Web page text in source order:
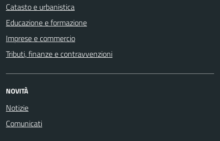
Catasto e urbanistica
Educazione e formazione
Imprese e commercio
Tributi, finanze e contravvenzioni
NOVITÀ
Notizie
Comunicati